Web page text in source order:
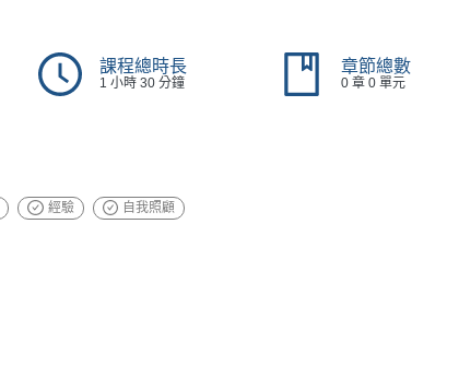
課程總時長
1 小時 30 分鐘
章節總數
0 章 0 單元
經驗 自我照顧